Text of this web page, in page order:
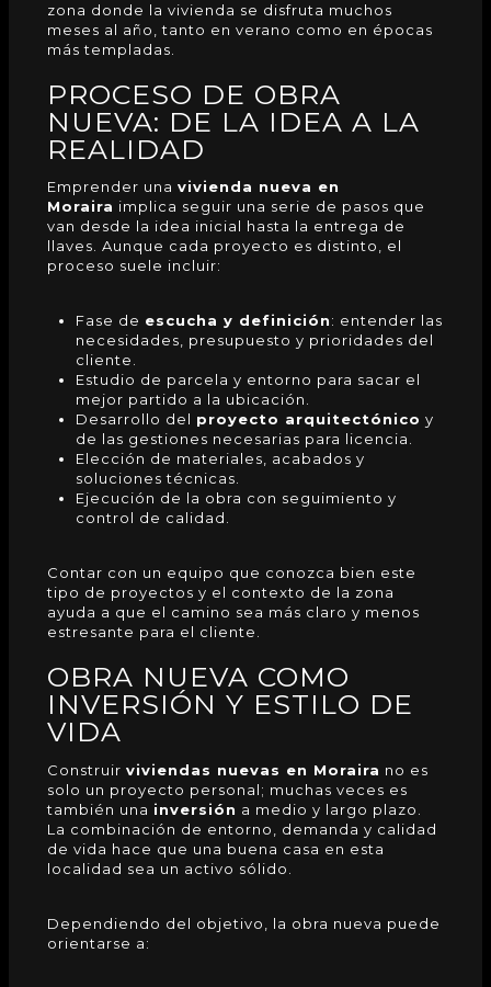
zona donde la vivienda se disfruta muchos
meses al año, tanto en verano como en épocas
más templadas.
PROCESO DE OBRA
NUEVA: DE LA IDEA A LA
REALIDAD
Emprender una vivienda nueva en
Moraira implica seguir una serie de pasos que
van desde la idea inicial hasta la entrega de
llaves. Aunque cada proyecto es distinto, el
proceso suele incluir:
Fase de escucha y definición: entender las
necesidades, presupuesto y prioridades del
cliente.
Estudio de parcela y entorno para sacar el
mejor partido a la ubicación.
Desarrollo del proyecto arquitectónico y
de las gestiones necesarias para licencia.
Elección de materiales, acabados y
soluciones técnicas.
Ejecución de la obra con seguimiento y
control de calidad.
Contar con un equipo que conozca bien este
tipo de proyectos y el contexto de la zona
ayuda a que el camino sea más claro y menos
estresante para el cliente.
OBRA NUEVA COMO
INVERSIÓN Y ESTILO DE
VIDA
Construir viviendas nuevas en Moraira no es
solo un proyecto personal; muchas veces es
también una inversión a medio y largo plazo.
La combinación de entorno, demanda y calidad
de vida hace que una buena casa en esta
localidad sea un activo sólido.
Dependiendo del objetivo, la obra nueva puede
orientarse a: